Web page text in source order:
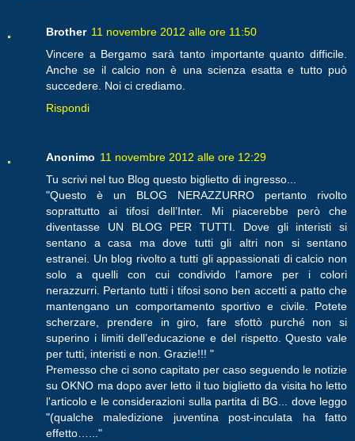
Brother 11 novembre 2012 alle ore 11:50
Vincere a Bergamo sarà tanto importante quanto difficile.
Anche se il calcio non è una scienza esatta e tutto può
succedere. Noi ci crediamo.
Rispondi
Anonimo 11 novembre 2012 alle ore 12:29
Tu scrivi nel tuo Blog questo biglietto di ingresso...
"Questo è un BLOG NERAZZURRO pertanto rivolto
soprattutto ai tifosi dell’Inter. Mi piacerebbe però che
diventasse UN BLOG PER TUTTI. Dove gli interisti si
sentano a casa ma dove tutti gli altri non si sentano
estranei. Un blog rivolto a tutti gli appassionati di calcio non
solo a quelli con cui condivido l’amore per i colori
nerazzurri. Pertanto tutti i tifosi sono ben accetti a patto che
mantengano un comportamento sportivo e civile. Potete
scherzare, prendere in giro, fare sfottò purché non si
superino i limiti dell’educazione e del rispetto. Questo vale
per tutti, interisti e non. Grazie!!! "
Premesso che ci sono capitato per caso seguendo le notizie
su OKNO ma dopo aver letto il tuo biglietto da visita ho letto
l'articolo e le considerazioni sulla partita di BG... dove leggo
"(qualche maledizione juventina post-inculata ha fatto
effetto…..."